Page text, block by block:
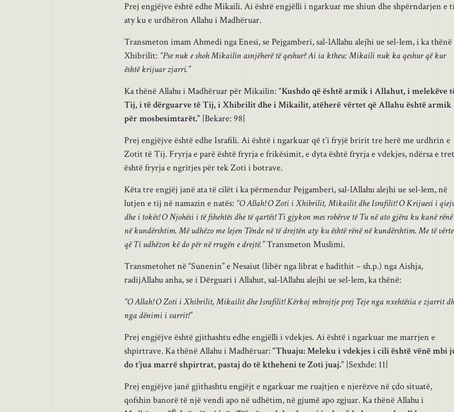
Prej engjëjve është edhe Mikaili. Ai është engjëlli i ngarkuar me shiun dhe shpërndarjen e
aty ku e urdhëron Allahu i Madhëruar.
Transmeton imam Ahmedi nga Enesi, se Pejgamberi, sal-lAllahu alejhi ue sel-lem, i ka thënë
Xhibrilit: “Pse nuk e shoh Mikailin asnjëherë të qeshur? Ai ia ktheu: Mikaili nuk ka qeshur që kur
është krijuar zjarri.”
Ka thënë Allahu i Madhëruar për Mikailin: “Kushdo që është armik i Allahut, i melekëve
Tij, i të dërguarve të Tij, i Xhibrilit dhe i Mikailit, atëherë vërtet që Allahu është armik
për mosbesimtarët.” |Bekare: 98|
Prej engjëjve është edhe Israfili. Ai është i ngarkuar që t’i fryjë bririt tre herë me urdhrin e
Zotit të Tij. Fryrja e parë është fryrja e frikësimit, e dyta është fryrja e vdekjes, ndërsa e
është fryrja e ngritjes për tek Zoti i botrave.
Këta tre engjëj janë ata të cilët i ka përmendur Pejgamberi, sal-lAllahu alejhi ue sel-lem, në
lutjen e tij në namazin e natës: “O Allah! O Zoti i Xhibrilit, Mikailit dhe Israfilit! O Krijuesi i
dhe i tokës! O Njohësi i të fshehtës dhe të qartës! Ti gjykon mes robërve të Tu në ato gjëra ku kanë rënë
në kundërshtim. Më udhëzo me lejen Tënde në të drejtën aty ku është rënë në kundërshtim. Me të
që Ti udhëzon kë do për në rrugën e drejtë.”Transmeton Muslimi.
Transmetohet në “Sunenin” e Nesaiut (libër nga librat e hadithit – sh.p.) nga Aishja,
radijAllahu anha, se i Dërguari i Allahut, sal-lAllahu alejhi ue sel-lem, ka thënë:
“O Allah! O Zoti i Xhibrilit, Mikailit dhe Israfilit! Kërkoj mbrojtje prej Teje nga nxehtësia e zjarrit
nga dënimi i varrit!”
Prej engjëjve është gjithashtu edhe engjëlli i vdekjes. Ai është i ngarkuar me marrjen e
shpirtrave. Ka thënë Allahu i Madhëruar: “Thuaju: Meleku i vdekjes i cili është vënë mbi
do t’jua marrë shpirtrat, pastaj do të ktheheni te Zoti juaj.” |Sexhde: 11|
Prej engjëjve janë gjithashtu engjëjt e ngarkuar me ruajtjen e njerëzve në çdo situatë,
qofshin banorë të një vendi apo në udhëtim, në gjumë apo zgjuar. Ka thënë Allahu i